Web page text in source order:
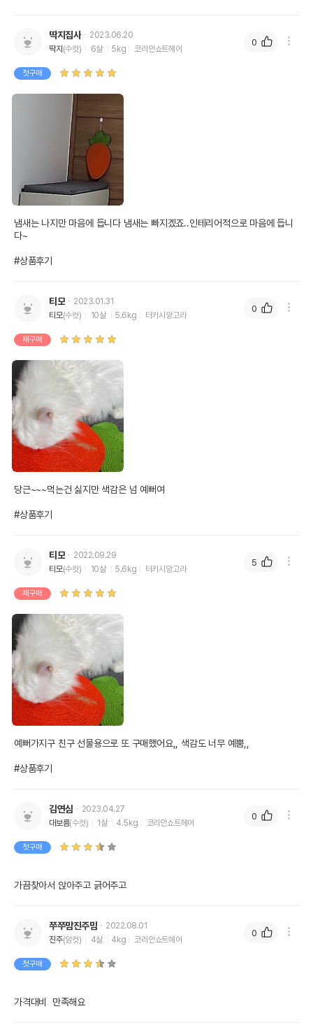
딱지집사
2023.06.20
딱지 (수컷) 6살 5kg 코리안쇼트헤어
첫구매
냄새는 나지만 마음에 듭니다 냄새는 빠지겠죠..인테리어적으로 마음에 듭니
다~
#상품후기
0
티모
2023.01.31
티모(수컷) 10살 5.6kg 터키시앙고라
재구매
당근~~~먹는건 싫지만 색감은 넘 예뻐여
#상품후기
0
티모
2022.09.29
티모(수컷) 10살 5.6kg 터키시앙고라
재구매
예뻐가지구 친구 선물용으로 또 구매했어요,, 색감도 너무 예뿜,,
#상품후기
5
김연심
2023.04.27
대보름(수컷) 1살 4.5kg 코리안쇼트헤어
첫구매
가끔찾아서 앉아주고 긁어주고
0
쭈쭈맘진주맘
2022.08.01
진주(암컷) 4살 4kg 코리안쇼트헤어
첫구매
가격대비  만족해요
0